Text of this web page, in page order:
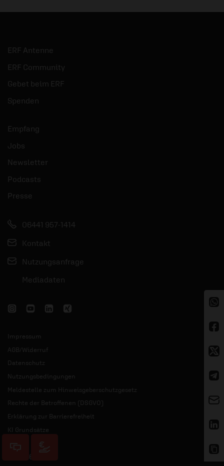
ERF Antenne
ERF Community
Gebet beim ERF
Spenden
Empfang
Jobs
Newsletter
Podcasts
Presse
06441 957-1414
Kontakt
Nutzungsanfrage
Mediadaten
Impressum
AGB/Widerruf
Datenschutz
Nutzungsbedingungen
Meldestelle zum Hinweisgeberschutzgesetz
Rechte der Betroffenen (DSGVO)
Erklärung zur Barrierefreiheit
KI Grundsätze
© 2026 ERF